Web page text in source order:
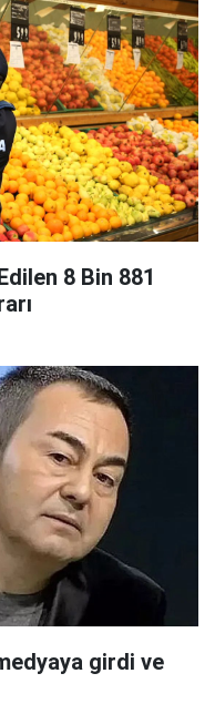
8 Bin 881
girdi ve